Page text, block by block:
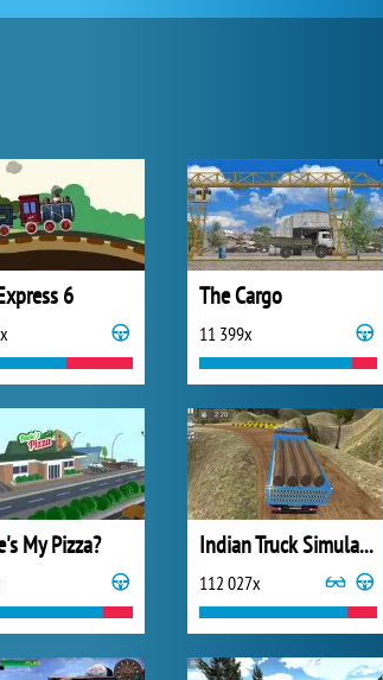
6 The Cargo
11 399x
My Pizza? Indian Truck Simulator 3D
112 027x